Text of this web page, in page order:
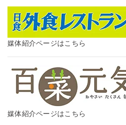
媒体紹介ページはこちら
媒体紹介ページはこちら